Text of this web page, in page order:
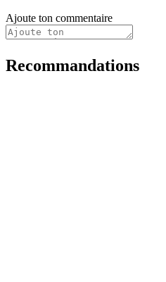
Ajoute ton commentaire
Recommandations